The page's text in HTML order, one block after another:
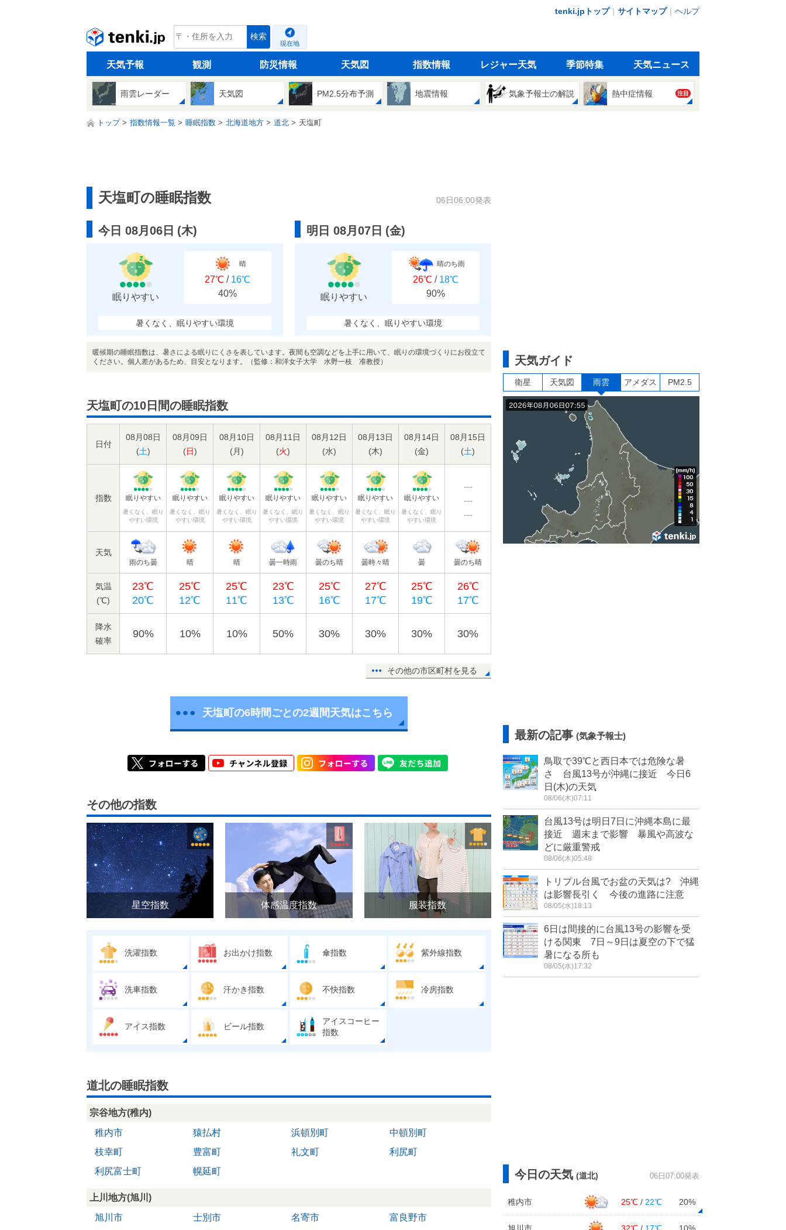
tenki.jpトップ｜ サイトマップ｜ ヘルプ
tenki.jp 検索
現在地
天気予報 観測 防災情報 天気図 指数情報 レジャー天気 季節特集 天気ニュース
雨雲レーダー 天気図 PM2.5分布予測 地震情報 気象予報士の解説 熱中症情報 注目
トップ 指数情報一覧 睡眠指数 北海道地方 道北 天塩町
天塩町の睡眠指数 06日06:00発表
今日 08月06日 (木)
眠りやすい
晴
27℃ / 16℃
40%
暑くなく、眠りやすい環境
明日 08月07日 (金)
眠りやすい
晴のち雨
26℃ / 18℃
90%
暑くなく、眠りやすい環境
暖候期の睡眠指数は、暑さによる眠りにくさを表しています。夜間も空調などを上手に用いて、眠りの環境づくりにお役立て
ください。個人差があるため、目安となります。（監修：和洋女子大学 水野一枝 准教授）
天塩町の10日間の睡眠指数
日付
08月08日
(土)
08月09日
(日)
08月10日
(月)
08月11日
(火)
08月12日
(水)
08月13日
(木)
08月14日
(金)
08月15日
(土)
指数 眠りやすい
暑くなく、眠り
やすい環境
眠りやすい
暑くなく、眠り
やすい環境
眠りやすい
暑くなく、眠り
やすい環境
眠りやすい
暑くなく、眠り
やすい環境
眠りやすい
暑くなく、眠り
やすい環境
眠りやすい
暑くなく、眠り
やすい環境
眠りやすい
暑くなく、眠り
やすい環境
---
---
---
天気
雨のち曇 晴 晴 曇一時雨 曇のち晴 曇時々晴 曇 曇のち晴
気温
(℃)
23℃
20℃
25℃
12℃
25℃
11℃
23℃
13℃
25℃
16℃
27℃
17℃
25℃
19℃
26℃
17℃
降水
確率
90% 10% 10% 50% 30% 30% 30% 30%
その他の市区町村を見る
天塩町の6時間ごとの2週間天気はこちら
その他の指数
星空指数 体感温度指数 服装指数
洗濯指数 お出かけ指数 傘指数 紫外線指数
洗車指数 汗かき指数 不快指数 冷房指数
アイス指数 ビール指数
アイスコーヒー
指数
道北の睡眠指数
宗谷地方(稚内)
稚内市
猿払村 浜頓別町
中頓別町
枝幸町
豊富町 礼文町
利尻町
利尻富士町
幌延町
上川地方(旭川)
旭川市
士別市 名寄市
富良野市
天気ガイド
衛星 天気図 雨雲 アメダス PM2.5
最新の記事 (気象予報士)
鳥取で39℃と西日本では危険な暑
さ 台風13号が沖縄に接近 今日6
日(木)の天気
08/06(木)07:11
台風13号は明日7日に沖縄本島に最
接近 週末まで影響 暴風や高波な
どに厳重警戒
08/06(木)05:48
トリプル台風でお盆の天気は? 沖縄
は影響長引く 今後の進路に注意
08/05(水)18:13
6日は間接的に台風13号の影響を受
ける関東 7日～9日は夏空の下で猛
暑になる所も
08/05(水)17:32
今日の天気 (道北) 06日07:00発表
稚内市 25℃ / 22℃ 20%
旭川市